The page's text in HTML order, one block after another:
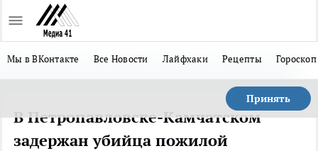
Мы в ВКонтакте Все Новости Лайфхаки Рецепты Гороскоп
Принять
В Петропавловске-Камчатском
задержан убийца пожилой